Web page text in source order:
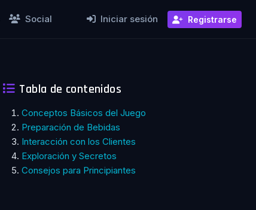
Social Iniciar sesión Registrarse
Tabla de contenidos
Conceptos Básicos del Juego
Preparación de Bebidas
Interacción con los Clientes
Exploración y Secretos
Consejos para Principiantes